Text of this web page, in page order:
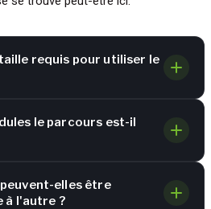
requis pour utiliser le
le parcours est-il
elles être
à l'autre ?